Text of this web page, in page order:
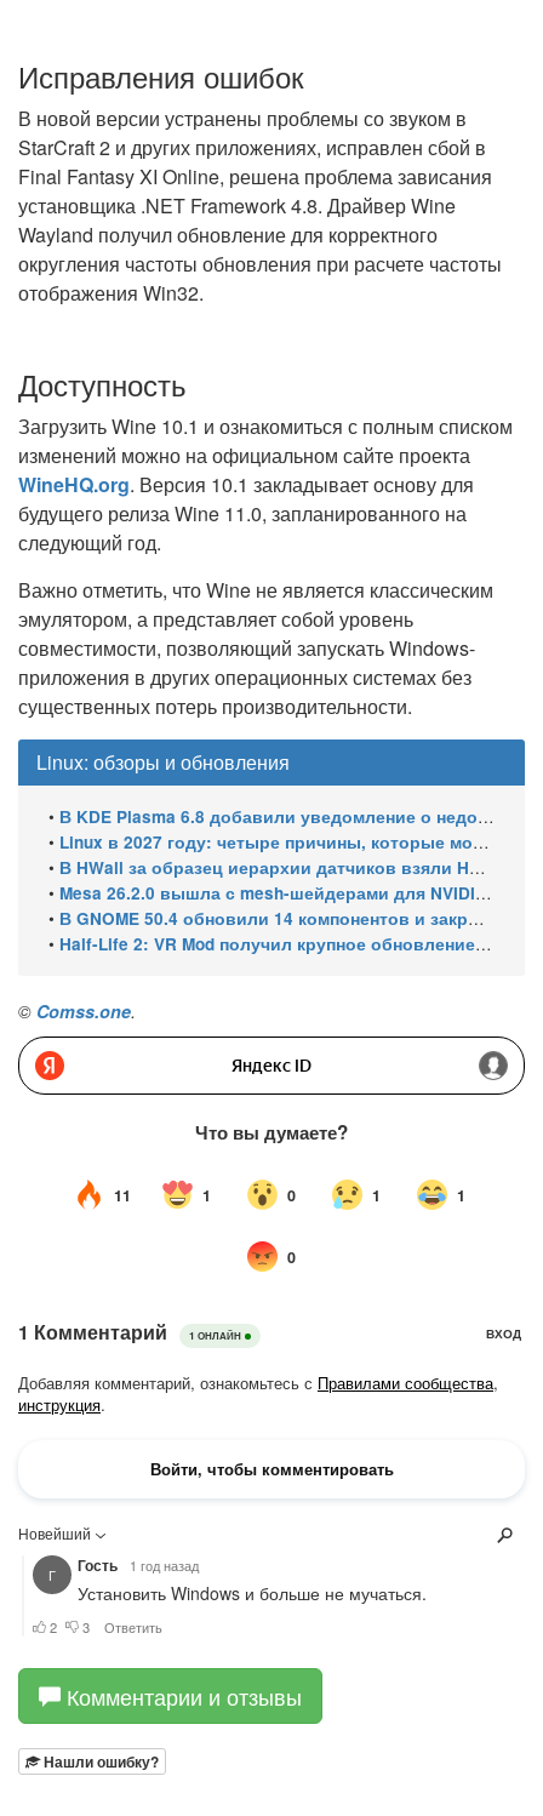
Исправления ошибок
В новой версии устранены проблемы со звуком в
StarCraft 2 и других приложениях, исправлен сбой в
Final Fantasy XI Online, решена проблема зависания
установщика .NET Framework 4.8. Драйвер Wine
Wayland получил обновление для корректного
округления частоты обновления при расчете частоты
отображения Win32.
Доступность
Загрузить Wine 10.1 и ознакомиться с полным списком
изменений можно на официальном сайте проекта
WineHQ.org. Версия 10.1 закладывает основу для
будущего релиза Wine 11.0, запланированного на
следующий год.
Важно отметить, что Wine не является классическим
эмулятором, а представляет собой уровень
совместимости, позволяющий запускать Windows-
приложения в других операционных системах без
существенных потерь производительности.
Linux: обзоры и обновления
• В KDE Plasma 6.8 добавили уведомление о недоступном принтере
• Linux в 2027 году: четыре причины, которые могут ускорить рост его доли
• В HWall за образец иерархии датчиков взяли HWiNFO64 из Windows
• Mesa 26.2.0 вышла с mesh-шейдерами для NVIDIA, OpenCL 3.1 и исправлениями для игр
• В GNOME 50.4 обновили 14 компонентов и закрыли уязвимости GDM
• Half-Life 2: VR Mod получил крупное обновление и статус Steam Frame Verified
© Comss.one.
Комментарии и отзывы
Нашли ошибку?